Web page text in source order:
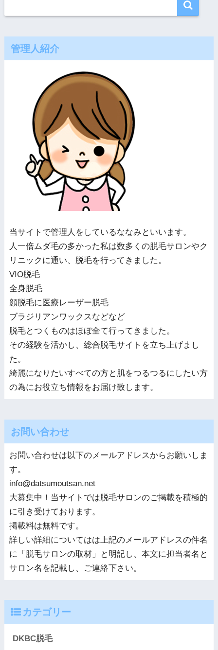
管理人紹介
当サイトで管理人をしているななみといいます。
人一倍ムダ毛の多かった私は数多くの脱毛サロンやク
リニックに通い、脱毛を行ってきました。
VIO脱毛
全身脱毛
顔脱毛に医療レーザー脱毛
ブラジリアンワックスなどなど
脱毛とつくものはほぼ全て行ってきました。
その経験を活かし、総合脱毛サイトを立ち上げまし
た。
綺麗になりたいすべての方と肌をつるつるにしたい方
の為にお役立ち情報をお届け致します。
お問い合わせ
お問い合わせは以下のメールアドレスからお願いしま
す。
info@datsumoutsan.net
大募集中！当サイトでは脱毛サロンのご掲載を積極的
に引き受けております。
掲載料は無料です。
詳しい詳細についてはは上記のメールアドレスの件名
に「脱毛サロンの取材」と明記し、本文に担当者名と
サロン名を記載し、ご連絡下さい。
カテゴリー
DKBC脱毛